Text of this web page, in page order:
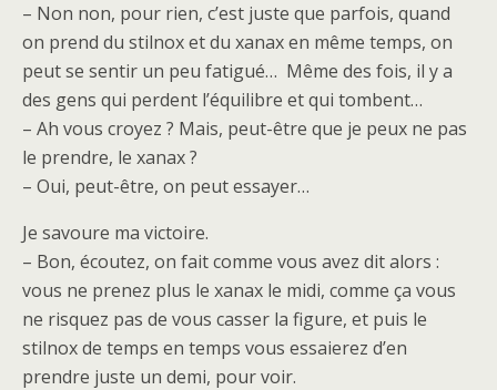
– Non non, pour rien, c’est juste que parfois, quand
on prend du stilnox et du xanax en même temps, on
peut se sentir un peu fatigué… Même des fois, il y a
des gens qui perdent l’équilibre et qui tombent…
– Ah vous croyez ? Mais, peut-être que je peux ne pas
le prendre, le xanax ?
– Oui, peut-être, on peut essayer…
Je savoure ma victoire.
– Bon, écoutez, on fait comme vous avez dit alors :
vous ne prenez plus le xanax le midi, comme ça vous
ne risquez pas de vous casser la figure, et puis le
stilnox de temps en temps vous essaierez d’en
prendre juste un demi, pour voir.